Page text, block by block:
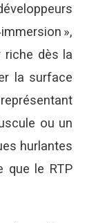
»,
riche dès la
la surface
ou un
hurlantes
que le RTP